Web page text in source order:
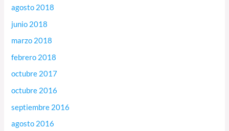
agosto 2018
junio 2018
marzo 2018
febrero 2018
octubre 2017
octubre 2016
septiembre 2016
agosto 2016